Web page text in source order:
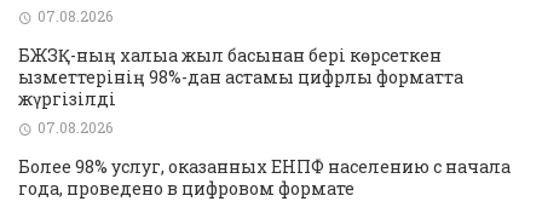
07.08.2026
БЖЗҚ-ның халыққа жыл басынан бері көрсеткен
қызметтерінің 98%-дан астамы цифрлық форматта
жүргізілді
07.08.2026
Более 98% услуг, оказанных ЕНПФ населению с начала
года, проведено в цифровом формате